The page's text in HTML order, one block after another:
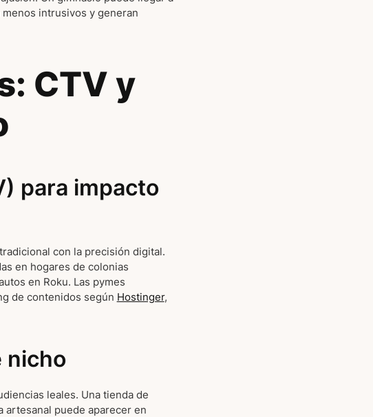
intrusivos y generan
CTV y
para impacto
con la precisión digital.
en hogares de colonias
en Roku. Las pymes
de contenidos según Hostinger,
nicho
leales. Una tienda de
artesanal puede aparecer en